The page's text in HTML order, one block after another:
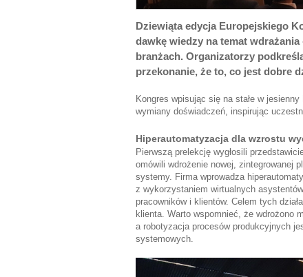
Dziewiąta edycja Europejskiego
dawkę wiedzy na temat
branżach. Organizatorzy
przekonanie, że to, co jest dobre
Kongres wpisując się na stałe w
wymiany doświadczeń, inspirując
Hiperautomatyzacja dla wzrostu
Pierwszą prelekcję wygłosili
omówili wdrożenie nowej, zintegrowanej
systemy. Firma wprowadza
z wykorzystaniem wirtualnych
pracowników i klientów. Celem tych
klienta. Warto wspomnieć, że wdrożono
a robotyzacja procesów produkcyjnych
systemowych.